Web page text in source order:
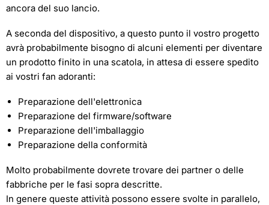
ancora del suo lancio.
A seconda del dispositivo, a questo punto il vostro progetto
avrà probabilmente bisogno di alcuni elementi per diventare
un prodotto finito in una scatola, in attesa di essere spedito
ai vostri fan adoranti:
Preparazione dell'elettronica
Preparazione del firmware/software
Preparazione dell'imballaggio
Preparazione della conformità
Molto probabilmente dovrete trovare dei partner o delle
fabbriche per le fasi sopra descritte.
In genere queste attività possono essere svolte in parallelo,